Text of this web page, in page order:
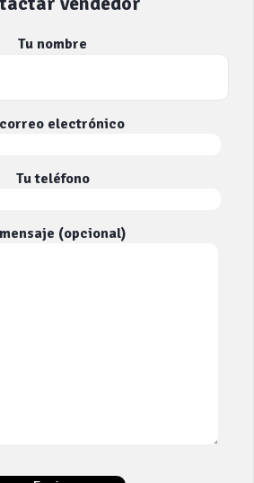
Tu nombre
electrónico
Tu teléfono
(opcional)